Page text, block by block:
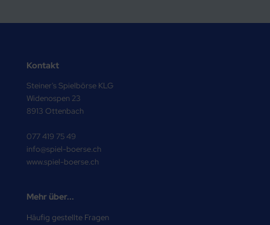
Kontakt
Steiner's Spielbörse KLG
Widenospen 23
8913 Ottenbach
077 419 75 49
info@spiel-boerse.ch
www.spiel-boerse.ch
Mehr über...
Häufig gestellte Fragen